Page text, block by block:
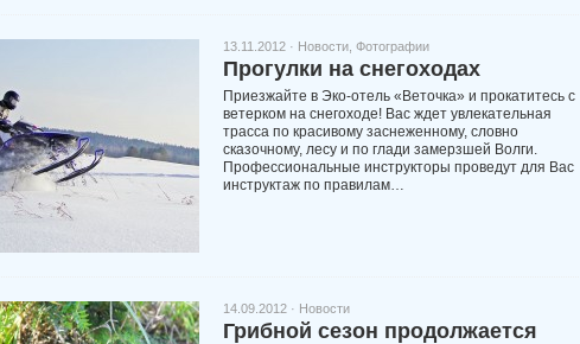
13.11.2012 · Новости Фотографии
Прогулки на снегоходах
Приезжайте в Эко-отель «Веточка» и прокатитесь с
ветерком на снегоходе! Вас ждет увлекательная
трасса по красивому заснеженному, словно
сказочному, лесу и по глади замерзшей Волги.
Профессиональные инструкторы проведут для Вас
инструктаж по правилам…
14.09.2012 · Новости
Грибной сезон продолжается